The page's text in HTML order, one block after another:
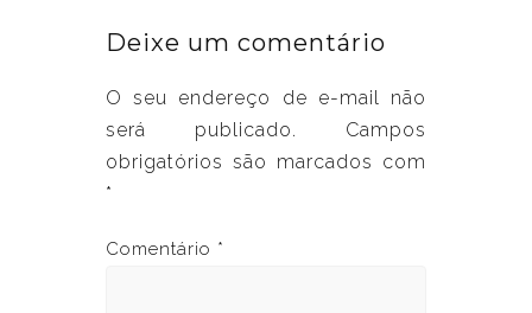
Deixe um comentário
O seu endereço de e-mail não
será publicado.
Campos
obrigatórios são marcados com
*
Comentário *